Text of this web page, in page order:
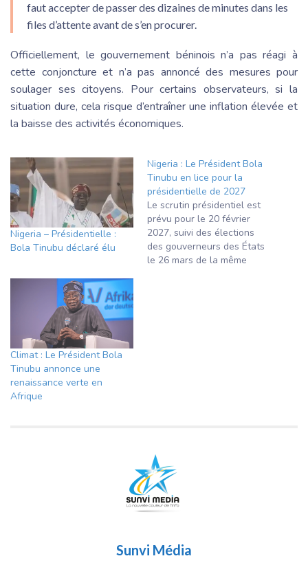
faut accepter de passer des dizaines de minutes dans les
files d’attente avant de s’en procurer.
Officiellement, le gouvernement béninois n’a pas réagi à
cette conjoncture et n’a pas annoncé des mesures pour
soulager ses citoyens. Pour certains observateurs, si la
situation dure, cela risque d’entraîner une inflation élevée et
la baisse des activités économiques.
Nigeria – Présidentielle :
Bola Tinubu déclaré élu
Nigeria : Le Président Bola
Tinubu en lice pour la
présidentielle de 2027
Le scrutin présidentiel est
prévu pour le 20 février
2027, suivi des élections
des gouverneurs des États
le 26 mars de la même
Climat : Le Président Bola
Tinubu annonce une
renaissance verte en
Afrique
Sunvi Média